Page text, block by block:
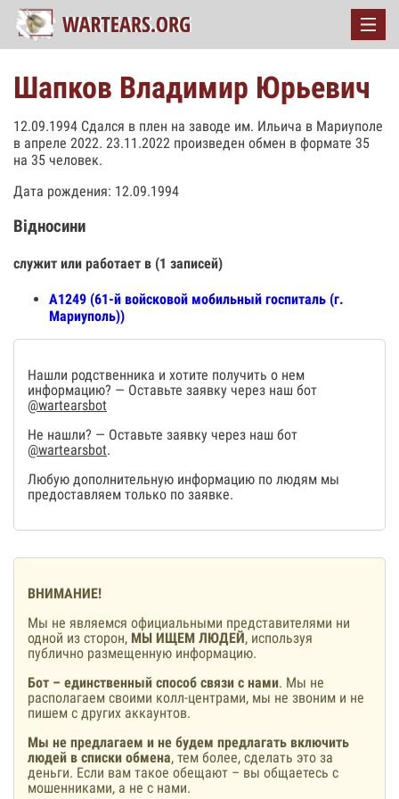
Шапков Владимир Юрьевич
12.09.1994 Сдался в плен на заводе им. Ильича в Мариуполе
в апреле 2022. 23.11.2022 произведен обмен в формате 35
на 35 человек.
Дата рождения: 12.09.1994
Відносини
служит или работает в (1 записей)
А1249 (61-й войсковой мобильный госпиталь (г.
Мариуполь))
Нашли родственника и хотите получить о нем
информацию? — Оставьте заявку через наш бот
@wartearsbot
Не нашли? — Оставьте заявку через наш бот
@wartearsbot.
Любую дополнительную информацию по людям мы
предоставляем только по заявке.
ВНИМАНИЕ!
Мы не являемся официальными представителями ни
одной из сторон, МЫ ИЩЕМ ЛЮДЕЙ, используя
публично размещенную информацию.
Бот – единственный способ связи с нами. Мы не
располагаем своими колл-центрами, мы не звоним и не
пишем с других аккаунтов.
Мы не предлагаем и не будем предлагать включить
людей в списки обмена, тем более, сделать это за
деньги. Если вам такое обещают – вы общаетесь с
мошенниками, а не с нами.